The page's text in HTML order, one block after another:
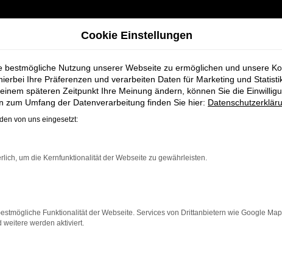
für Oldenburg
bei
die ein zuverlässiges und modernes Fahrzeug
bietet Komfort, Effizienz und modernes Design,
breiten Auswahl an VW Fahrzeugen auch
Cookie Einstellungen
bestmögliche Nutzung unserer Webseite zu ermöglichen und unsere
Ihre Präferenzen und verarbeiten Daten für Marketing und
späteren Zeitpunkt Ihre Meinung ändern, können Sie die
zum Umfang der Datenverarbeitung finden Sie hier:
von uns eingesetzt:
um die Kernfunktionalität der Webseite zu gewährleisten.
Funktionalität der Webseite. Services von Drittanbietern wie Google
weitere werden aktiviert.